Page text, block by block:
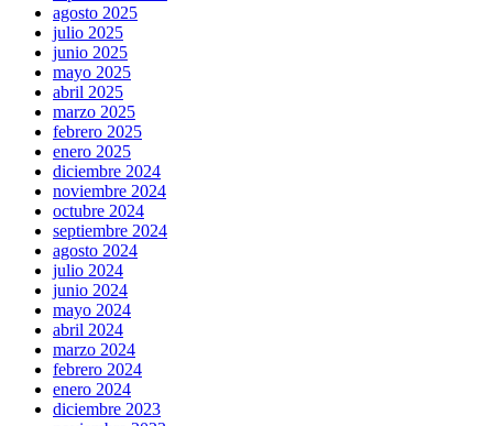
agosto 2025
julio 2025
junio 2025
mayo 2025
abril 2025
marzo 2025
febrero 2025
enero 2025
diciembre 2024
noviembre 2024
octubre 2024
septiembre 2024
agosto 2024
julio 2024
junio 2024
mayo 2024
abril 2024
marzo 2024
febrero 2024
enero 2024
diciembre 2023